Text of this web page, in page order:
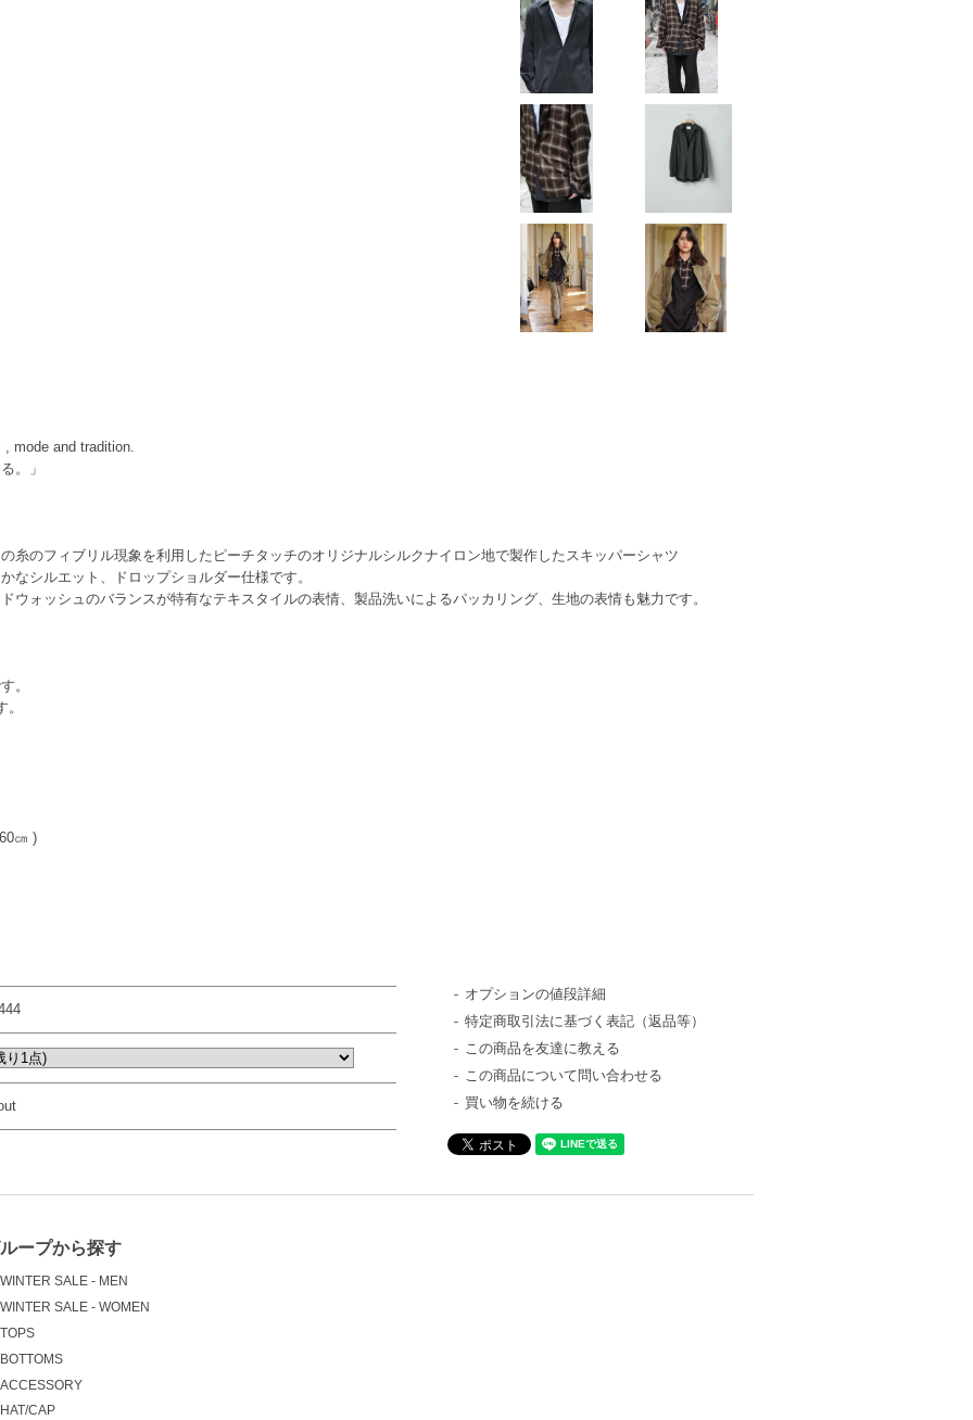
mode and tradition.
。」
糸のフィブリル現象を利用したピーチタッチのオリジナルシルクナイロン地で製作したスキッパーシャツ
なシルエット、ドロップショルダー仕様です。
ウォッシュのバランスが特有なテキスタイルの表情、製品洗いによるパッカリング、生地の表情も魅力です。
。
㎝ )
オプションの値段詳細
特定商取引法に基づく表記（返品等）
この商品を友達に教える
この商品について問い合わせる
買い物を続ける
ープから探す
WINTER SALE - MEN
WINTER SALE - WOMEN
TOPS
BOTTOMS
ACCESSORY
HAT/CAP